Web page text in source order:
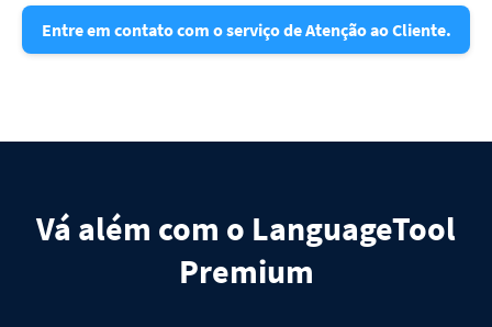
Entre em contato com o serviço de Atenção ao Cliente.
Vá além com o LanguageTool
Premium